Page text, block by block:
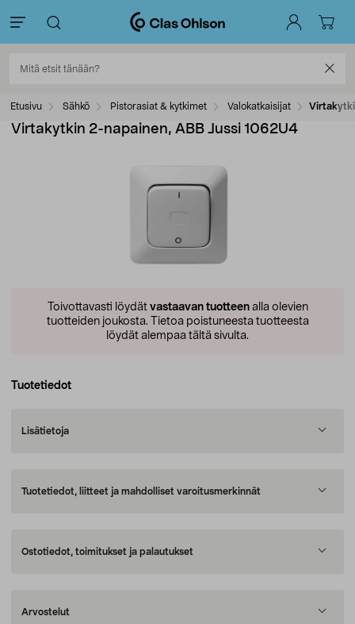
Etusivu Sähkö Pistorasiat & kytkimet Valokatkaisijat
Virtakytkin 2-napainen, ABB Jussi 1062U4
Toivottavasti löydät vastaavan tuotteenalla olevien
tuotteiden joukosta. Tietoa poistuneesta tuotteesta
löydät alempaa tältä sivulta.
Tuotetiedot
Lisätietoja
Tuotetiedot, liitteet ja mahdolliset varoitusmerkinnät
Ostotiedot, toimitukset ja palautukset
Arvostelut